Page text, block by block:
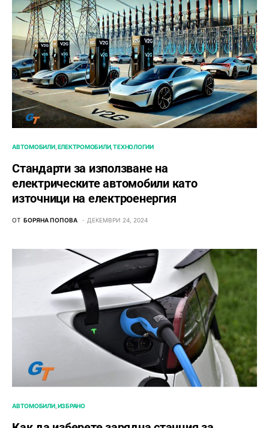
АВТОМОБИЛИ ЕЛЕКТРОМОБИЛИ ТЕХНОЛОГИИ
Стандарти за използване на
електрическите автомобили като
източници на електроенергия
ОТ БОРЯНА ПОПОВА ДЕКЕМВРИ 24, 2024
АВТОМОБИЛИ ИЗБРАНО